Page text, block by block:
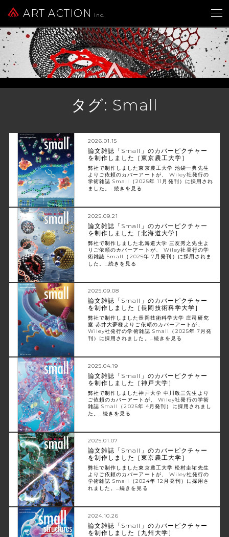
ART ACTION Inc.
タグ: Small
2026.01.15
論文雑誌「Small」のカバーピクチャー
を制作しました［東京農工大学］
弊社で制作しました東京農工大学 池袋一典先生
よりご依頼のカバーアートが、 Wiley社発行の
学術雑誌 Small（2025年 11月発刊）に採用され
ました。…続きを見る
2025.09.21
論文雑誌「Small」のカバーピクチャー
を制作しました［北海道大学］
弊社で制作しました北海道大学 三友秀之先生よ
りご依頼のカバーアートが、 Wiley社発行の学
術雑誌 Small（2025年 7月発刊）に採用されま
した。…続きを見る
2025.09.08
論文雑誌「Small」のカバーピクチャー
を制作しました［長岡技術科学大学］
弊社で制作しました長岡技術科学大学 庄司研究
室 赤井大夢様よりご依頼のカバーアートが、
Wiley社発行の学術雑誌 Small（2025年 7月発
刊）に採用されました。…続きを見る
2025.04.19
論文雑誌「Small」のカバーピクチャー
を制作しました［神戸大学］
弊社で制作しました神戸大学 中川敬三先生より
ご依頼のカバーアートが、 Wiley社発行の学術
雑誌 Small（2025年 4月発刊）に採用されまし
た。…続きを見る
2025.01.07
論文雑誌「Small」のカバーピクチャー
を制作しました［東京農工大学］
弊社で制作しました東京農工大学 松村圭祐先生
よりご依頼のカバーアートが、 Wiley社発行の
学術雑誌 Small（2024年 12月発刊）に採用さ
れました。…続きを見る
2024.10.26
論文雑誌「Small」のカバーピクチャー
を制作しました［九州大学］